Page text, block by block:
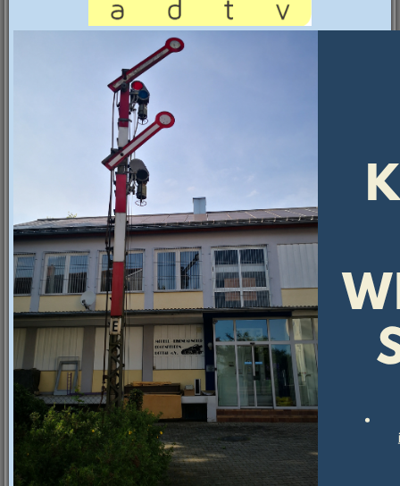
Die Besucher bestaunen die Clubanlage